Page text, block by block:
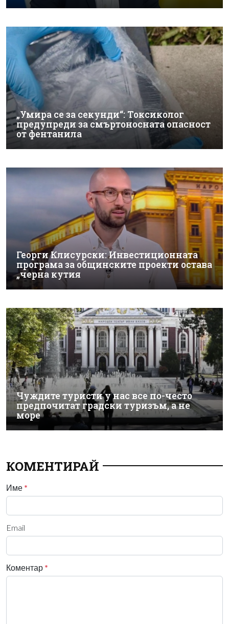
„Умира се за секунди“: Токсиколог
предупреди за смъртоносната опасност
от фентанила
Георги Клисурски: Инвестиционната
програма за общинските проекти остава
„черна кутия
Чуждите туристи у нас все по-често
предпочитат градски туризъм, а не
море
КОМЕНТИРАЙ
Име *
Email
Коментар *